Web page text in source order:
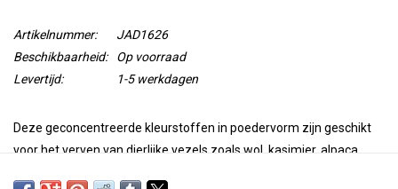
Artikelnummer:
JAD1626
Beschikbaarheid:
Op voorraad
Levertijd:
1-5 werkdagen
Deze geconcentreerde kleurstoffen in poedervorm zijn geschikt
voor het verven van dierlijke vezels zoals wol, kasjmier, alpaca,